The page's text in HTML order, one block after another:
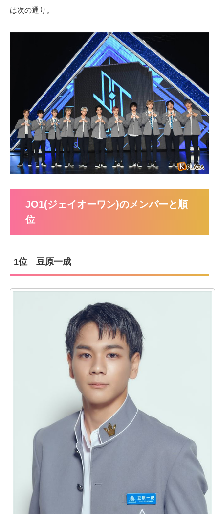
は次の通り。
JO1(ジェイオーワン)のメンバーと順
位
1位 豆原一成